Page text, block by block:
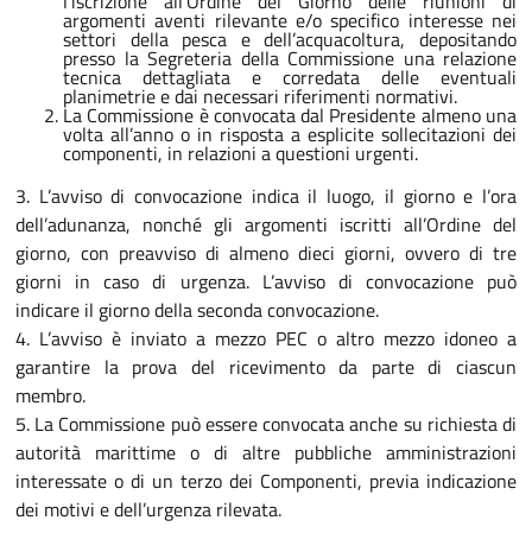
argomenti aventi rilevante e/o specifico interesse nei
settori della pesca e dell’acquacoltura, depositando
presso la Segreteria della Commissione una relazione
tecnica dettagliata e corredata delle eventuali
planimetrie e dai necessari riferimenti normativi.
La Commissione è convocata dal Presidente almeno una
volta all’anno o in risposta a esplicite sollecitazioni dei
componenti, in relazioni a questioni urgenti.
3. L’avviso di convocazione indica il luogo, il giorno e l’ora
dell’adunanza, nonché gli argomenti iscritti all’Ordine del
giorno, con preavviso di almeno dieci giorni, ovvero di tre
giorni in caso di urgenza. L’avviso di convocazione può
indicare il giorno della seconda convocazione.
4. L’avviso è inviato a mezzo PEC o altro mezzo idoneo a
garantire la prova del ricevimento da parte di ciascun
membro.
5. La Commissione può essere convocata anche su richiesta di
autorità marittime o di altre pubbliche amministrazioni
interessate o di un terzo dei Componenti, previa indicazione
dei motivi e dell’urgenza rilevata.